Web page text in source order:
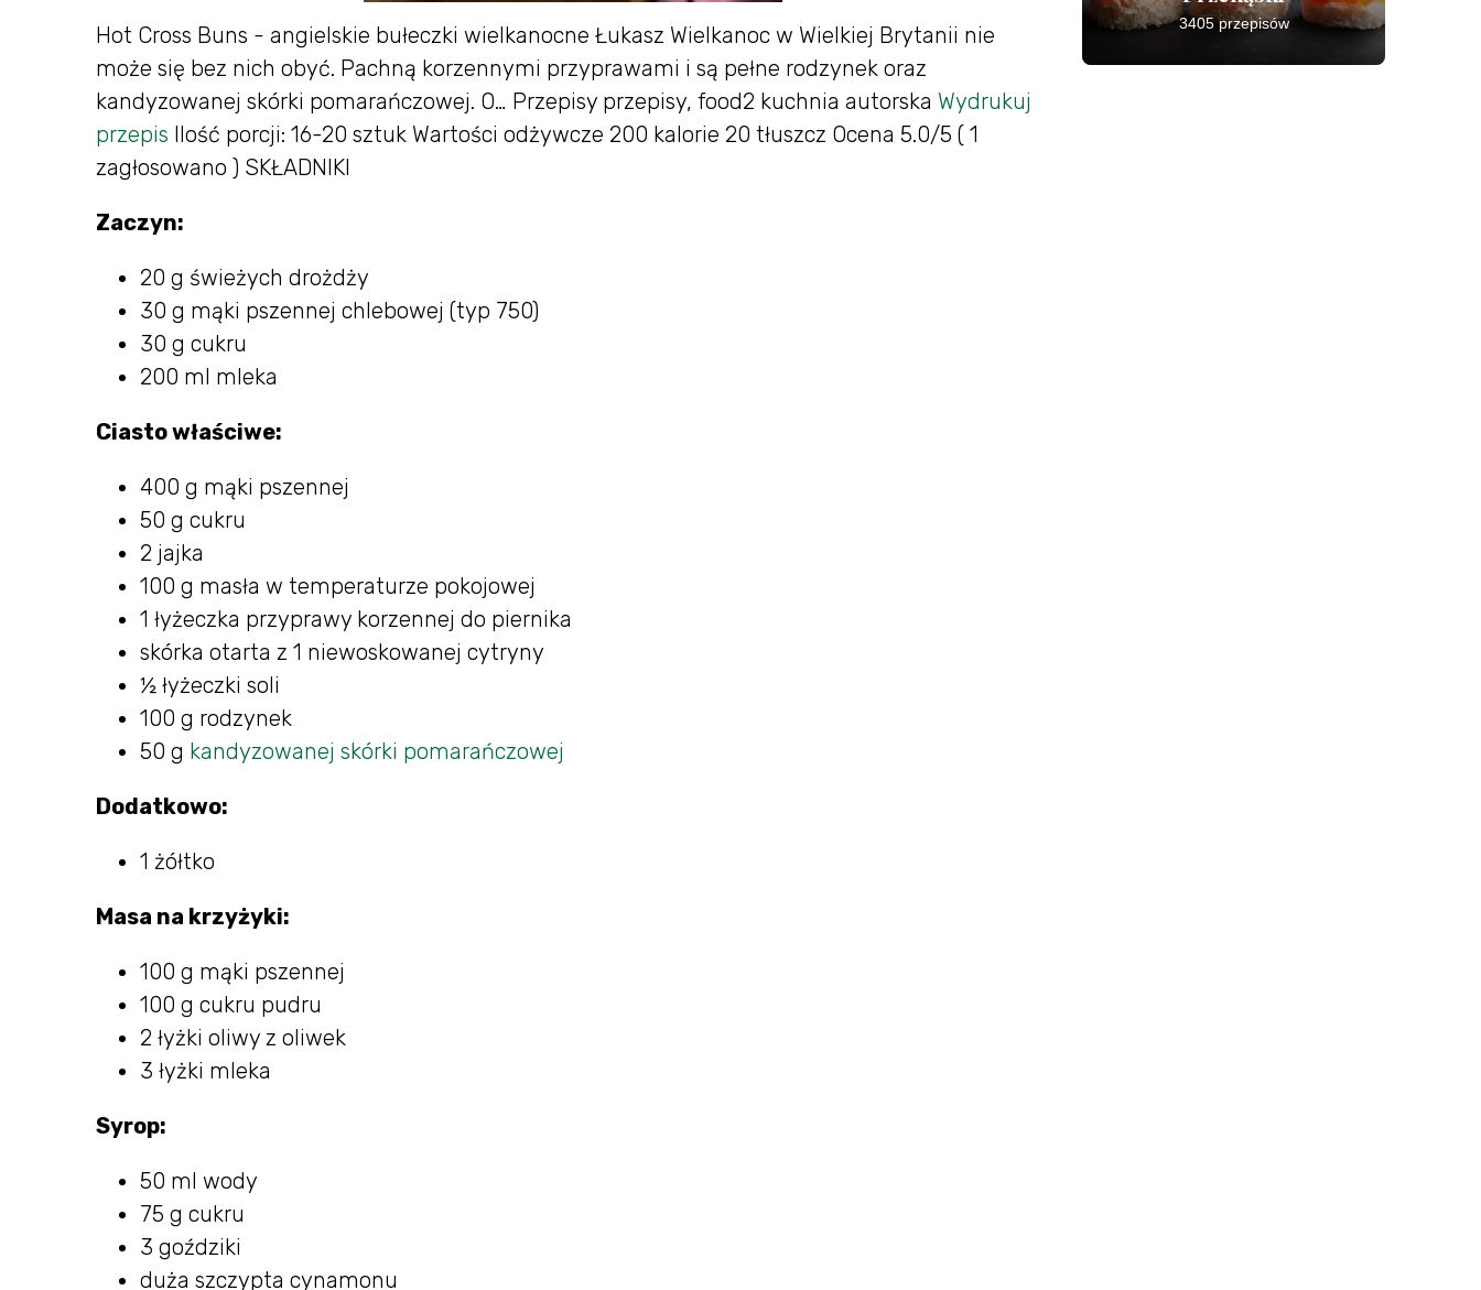
Hot Cross Buns - angielskie bułeczki wielkanocne Łukasz Wielkanoc w Wielkiej Brytanii nie
może się bez nich obyć. Pachną korzennymi przyprawami i są pełne rodzynek oraz
kandyzowanej skórki pomarańczowej. O… Przepisy przepisy, food2 kuchnia autorska Wydrukuj
przepis Ilość porcji: 16-20 sztuk Wartości odżywcze 200 kalorie 20 tłuszcz Ocena 5.0/5 ( 1
zagłosowano ) SKŁADNIKI
Zaczyn:
20 g świeżych drożdży
30 g mąki pszennej chlebowej (typ 750)
30 g cukru
200 ml mleka
Ciasto właściwe:
400 g mąki pszennej
50 g cukru
2 jajka
100 g masła w temperaturze pokojowej
1 łyżeczka przyprawy korzennej do piernika
skórka otarta z 1 niewoskowanej cytryny
½ łyżeczki soli
100 g rodzynek
50 g kandyzowanej skórki pomarańczowej
Dodatkowo:
1 żółtko
Masa na krzyżyki:
100 g mąki pszennej
100 g cukru pudru
2 łyżki oliwy z oliwek
3 łyżki mleka
Syrop:
50 ml wody
75 g cukru
3 goździki
duża szczypta cynamonu
3405 przepisów